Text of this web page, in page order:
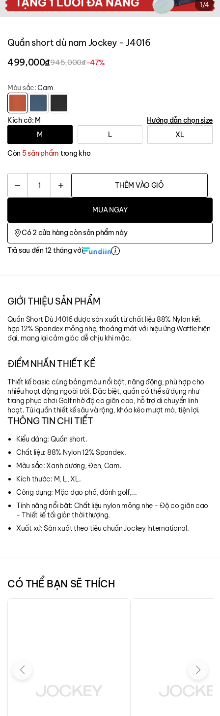
1/4
Quần short dù nam Jockey - J4016
499,000₫945,000₫-47%
Màu sắc:Cam
Kích cỡ: M
Hướng dẫn chọn size
M
L XL
Còn 5 sản phẩm trong kho
1 THÊM VÀO GIỎ
MUA NGAY
Có2cửa hàng còn sản phẩm này
Trả sau đến 12 tháng với
GIỚI THIỆU SẢN PHẨM
Quần Short Dù J4016 được sản xuất từ chất liệu 88% Nylon kết
hợp 12% Spandex mỏng nhẹ, thoáng mát với hiệu ứng Waffle hiện
đại, mang lại cảm giác dễ chịu khi mặc.
ĐIỂM NHẤN THIẾT KẾ
Thiết kế basic cùng bảng màu nổi bật, năng động, phù hợp cho
nhiều hoạt động ngoài trời. Đặc biệt, quần có thể sử dụng như
trang phục chơi Golf nhờ độ co giãn cao, hỗ trợ di chuyển linh
hoạt. Túi quần thiết kế sâu và rộng, khóa kéo mượt mà, tiện lợi.
THÔNG TIN CHI TIẾT
Kiểu dáng: Quần short.
Chất liệu: 88% Nylon 12% Spandex.
Màu sắc: Xanh dương, Đen, Cam.
Kích thước: M, L, XL.
Công dụng: Mặc dạo phố, đánh golf,...
Tính năng nổi bật: Chất liệu nylon mỏng nhẹ - Độ co giãn cao
- Thiết kế tối giản thời thượng.
Xuất xứ: Sản xuất theo tiêu chuẩn Jockey International.
CÓ THỂ BẠN SẼ THÍCH